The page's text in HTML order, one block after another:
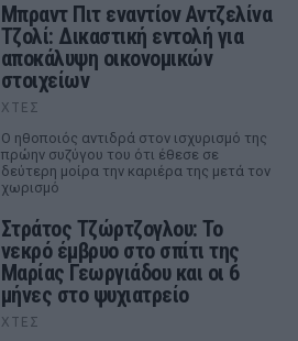
Μπραντ Πιτ εναντίον Αντζελίνα
Τζολί: Δικαστική εντολή για
αποκάλυψη οικονομικών
στοιχείων
ΧΤΕΣ
Ο ηθοποιός αντιδρά στον ισχυρισμό της
πρώην συζύγου του ότι έθεσε σε
δεύτερη μοίρα την καριέρα της μετά τον
χωρισμό
Στράτος Τζώρτζογλου: Το
νεκρό έμβρυο στο σπίτι της
Μαρίας Γεωργιάδου και οι 6
μήνες στο ψυχιατρείο
ΧΤΕΣ